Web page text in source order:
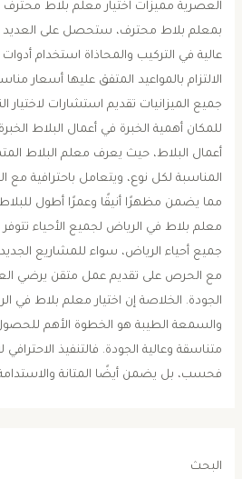
العصرية مميزات اختيار معلم بلاط محترف
بمعلم بلاط محترف، ستحصل على العديد
عالية في التركيب والمحاذاة استخدام
الالتزام بالمواعيد المتفق عليها أسعار
جميع الميزانيات تقديم استشارات لاختيار
للمكان أهمية الخبرة في أعمال البلاط
أعمال البلاط، حيث يعرف معلم البلاط
المناسبة لكل نوع، ويتعامل باحترافية مع
مما يضمن مظهرًا أنيقًا وعمرًا أطول
معلم بلاط في الرياض لجميع الأحياء
جميع أحياء الرياض، سواء للمشاريع
مع الحرص على تقديم عمل متقن يرضي
الجودة. الخلاصة إن اختيار معلم بلاط في
والسمعة الطيبة هو الخطوة الأهم
متناسقة وعالية الجودة. فالتنفيذ
فحسب، بل يضمن أيضًا المتانة
البحث